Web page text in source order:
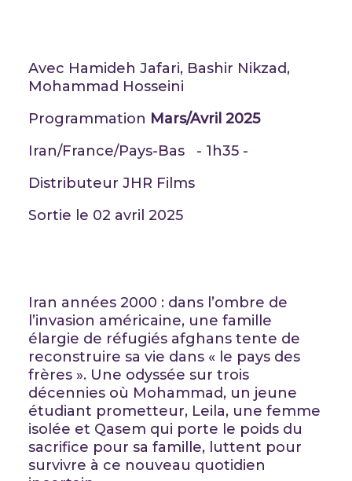
Avec Hamideh Jafari, Bashir Nikzad,
Mohammad Hosseini
Programmation Mars/Avril 2025
Iran/France/Pays-Bas - 1h35 -
Distributeur JHR Films
Sortie le 02 avril 2025
Iran années 2000 : dans l’ombre de
l’invasion américaine, une famille
élargie de réfugiés afghans tente de
reconstruire sa vie dans « le pays des
frères ». Une odyssée sur trois
décennies où Mohammad, un jeune
étudiant prometteur, Leila, une femme
isolée et Qasem qui porte le poids du
sacrifice pour sa famille, luttent pour
survivre à ce nouveau quotidien